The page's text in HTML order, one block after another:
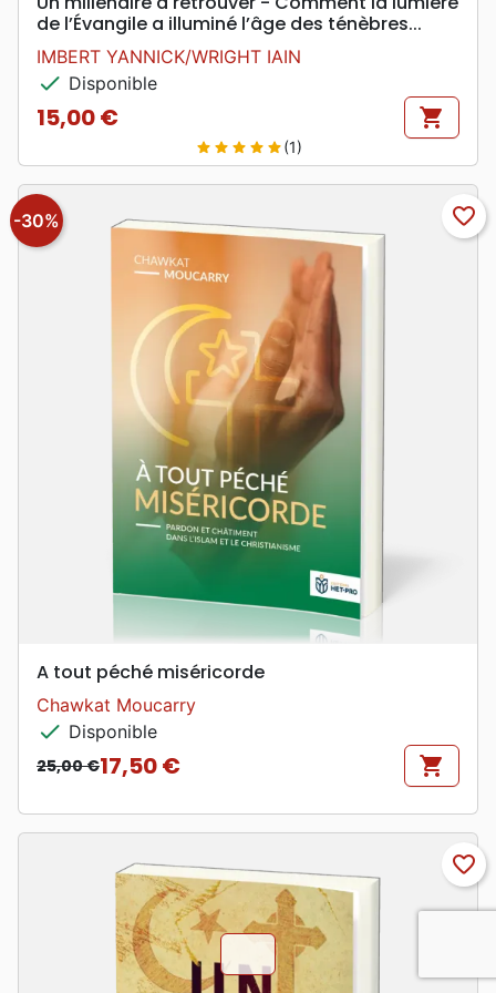
de l’Évangile a illuminé l’âge des ténèbres...
IMBERT YANNICK/WRIGHT IAIN
check Disponible
Prix
15,00 € shopping_cart
star star star star star(1)
-30% favorite_border
A tout péché miséricorde
Chawkat Moucarry
check Disponible
Prix de base
25,00 €
Prix 17,50 € shopping_cart
favorite_border